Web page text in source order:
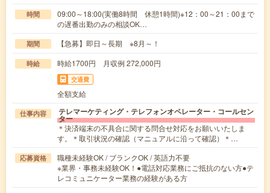
時間
09:00～18:00(実働8時間 休憩1時間)※12：00～21：00まで
の遅番出勤のみの相談OK…
期間 【急募】即日～長期 ※8月～！
時給 時給1700円 月収例 272,000円
交通費
全額支給
仕事内容 テレマーケティング・テレフォンオペレーター・コールセン
ター
＊決済端末の不具合に関する問合せ対応をお願いいたしま
す。＊取引状況の確認（マニュアルに沿って確認）＊…
応募資格
職種未経験OK / ブランクOK / 英語力不要
※業界・事務未経験OK！●電話対応業務にご抵抗のない方●テ
レコミュニケーター業務の経験がある方